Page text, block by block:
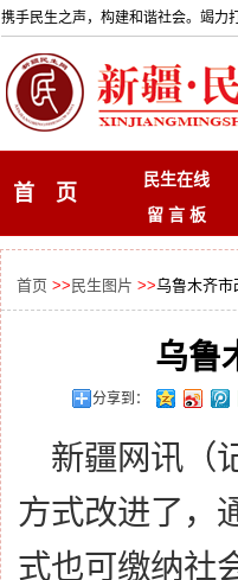
携手民生之声，构建和谐社会。竭力
首 页
民生在线
留 言 板
首页 >> 民生图片 >>乌鲁木齐市
乌鲁
分享到：
新疆网讯（
方式改进了，
式也可缴纳社